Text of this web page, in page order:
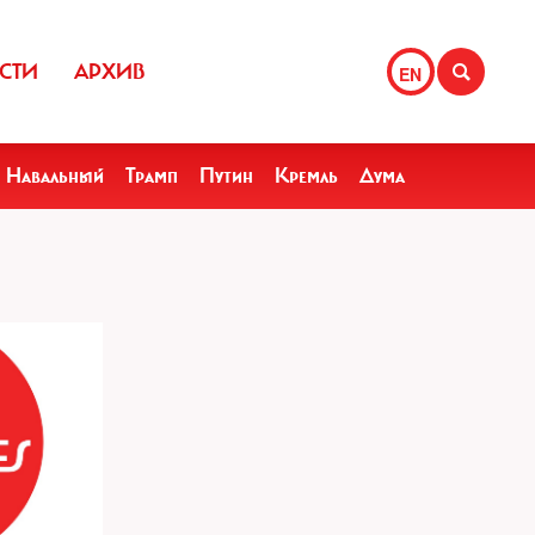
EN
АРХИВ
Навальный Трамп Путин Кремль Дума